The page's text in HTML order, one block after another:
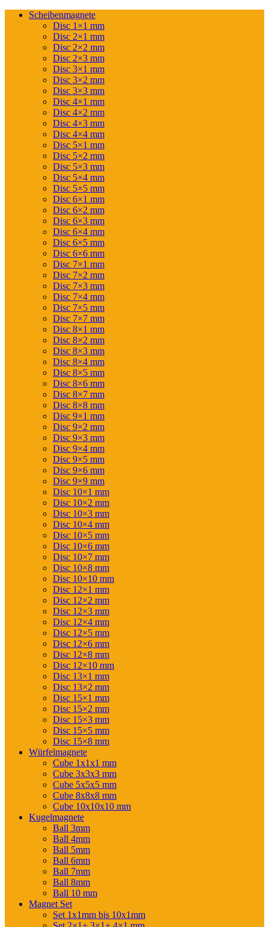
Scheibenmagnete
Disc 1×1 mm
Disc 2×1 mm
Disc 2×2 mm
Disc 2×3 mm
Disc 3×1 mm
Disc 3×2 mm
Disc 3×3 mm
Disc 4×1 mm
Disc 4×2 mm
Disc 4×3 mm
Disc 4×4 mm
Disc 5×1 mm
Disc 5×2 mm
Disc 5×3 mm
Disc 5×4 mm
Disc 5×5 mm
Disc 6×1 mm
Disc 6×2 mm
Disc 6×3 mm
Disc 6×4 mm
Disc 6×5 mm
Disc 6×6 mm
Disc 7×1 mm
Disc 7×2 mm
Disc 7×3 mm
Disc 7×4 mm
Disc 7×5 mm
Disc 7×7 mm
Disc 8×1 mm
Disc 8×2 mm
Disc 8×3 mm
Disc 8×4 mm
Disc 8×5 mm
Disc 8×6 mm
Disc 8×7 mm
Disc 8×8 mm
Disc 9×1 mm
Disc 9×2 mm
Disc 9×3 mm
Disc 9×4 mm
Disc 9×5 mm
Disc 9×6 mm
Disc 9×9 mm
Disc 10×1 mm
Disc 10×2 mm
Disc 10×3 mm
Disc 10×4 mm
Disc 10×5 mm
Disc 10×6 mm
Disc 10×7 mm
Disc 10×8 mm
Disc 10×10 mm
Disc 12×1 mm
Disc 12×2 mm
Disc 12×3 mm
Disc 12×4 mm
Disc 12×5 mm
Disc 12×6 mm
Disc 12×8 mm
Disc 12×10 mm
Disc 13×1 mm
Disc 13×2 mm
Disc 15×1 mm
Disc 15×2 mm
Disc 15×3 mm
Disc 15×5 mm
Disc 15×8 mm
Würfelmagnete
Cube 1x1x1 mm
Cube 3x3x3 mm
Cube 5x5x5 mm
Cube 8x8x8 mm
Cube 10x10x10 mm
Kugelmagnete
Ball 3mm
Ball 4mm
Ball 5mm
Ball 6mm
Ball 7mm
Ball 8mm
Ball 10 mm
Magnet Set
Set 1x1mm bis 10x1mm